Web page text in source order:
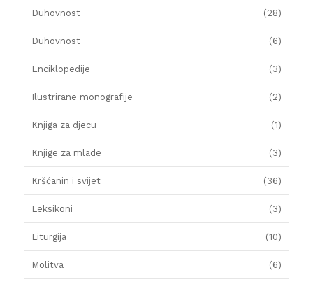
Duhovnost (28)
Duhovnost (6)
Enciklopedije (3)
Ilustrirane monografije (2)
Knjiga za djecu (1)
Knjige za mlade (3)
Kršćanin i svijet (36)
Leksikoni (3)
Liturgija (10)
Molitva (6)